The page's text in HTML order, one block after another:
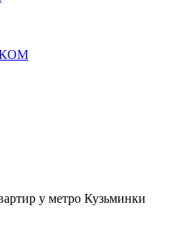
у метро Кузьминки